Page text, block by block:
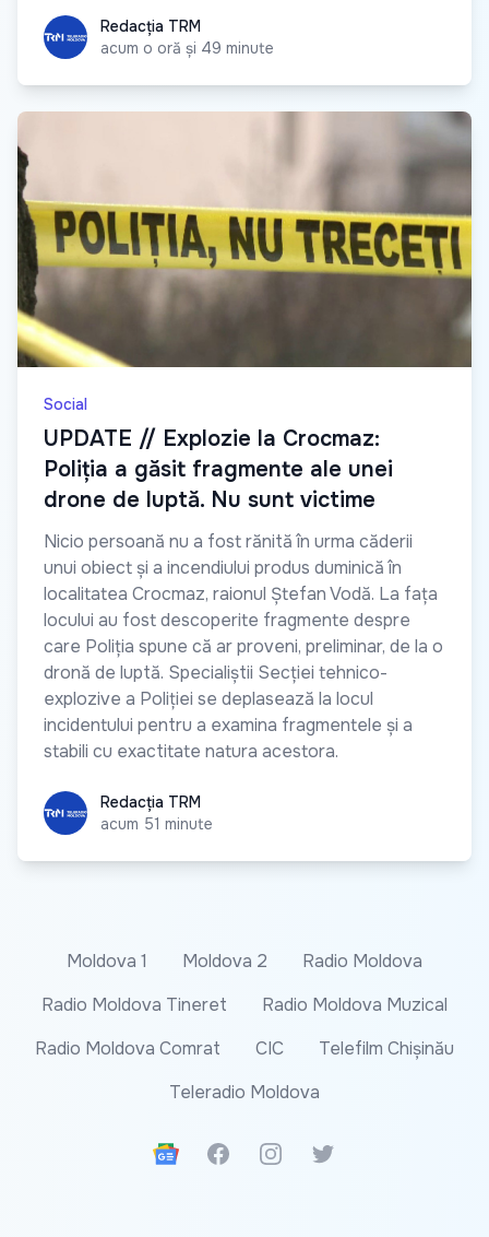
Redacția TRM
Redacția TRM
acum o oră și 49 minute
Social
UPDATE // Explozie la Crocmaz:
Poliția a găsit fragmente ale unei
drone de luptă. Nu sunt victime
Nicio persoană nu a fost rănită în urma căderii
unui obiect și a incendiului produs duminică în
localitatea Crocmaz, raionul Ștefan Vodă. La fața
locului au fost descoperite fragmente despre
care Poliția spune că ar proveni, preliminar, de la o
dronă de luptă. Specialiștii Secției tehnico-
explozive a Poliției se deplasează la locul
incidentului pentru a examina fragmentele și a
stabili cu exactitate natura acestora.
Redacția TRM
Redacția TRM
acum 51 minute
Moldova 1 Moldova 2
Radio Moldova
Radio Moldova Tineret
Radio Moldova Muzical
Radio Moldova Comrat
CIC
Telefilm Chișinău
Teleradio Moldova
Google News
FacebookInstagramTwitter